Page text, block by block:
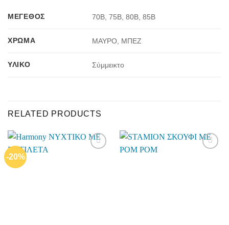
ΜΈΓΕΘΟΣ 70B, 75B, 80B, 85B
ΧΡΏΜΑ ΜΑΥΡΟ, ΜΠΕΖ
ΥΛΙΚΌ Σύμμεικτο
RELATED PRODUCTS
-20%